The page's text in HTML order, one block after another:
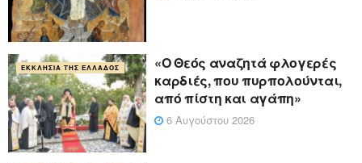
ΕΚΚΛΗΣΊΑ ΤΗΣ ΕΛΛΆΔΟΣ
«Ο Θεός αναζητά φλογερές
καρδιές, που πυρπολούνται,
από πίστη και αγάπη»
6 Αυγούστου 2026